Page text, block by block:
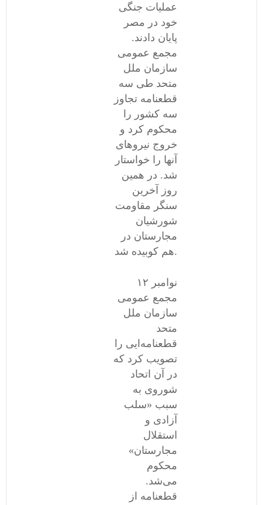
عملیات جنگی
خود در مصر
پایان دادند.
مجمع عمومی
سازمان ملل
متحد طی سه
قطعنامه تجاوز
سه کشور را
محکوم کرد و
خروج نیروهای
آنها را خواستار
شد. در همین
روز آخرین
سنگر مقاومت
شورشیان
مجارستان در
هم کوبیده شد.
١۲ نوامبر
مجمع عمومی
سازمان ملل
متحد
قطعنامه‌ایی را
تصویب کرد که
در آن اتحاد
شوروی به
سبب «سلب
آزادی و
استقلال
مجارستان»
محکوم
می‌شد.
قطعنامه‌ از